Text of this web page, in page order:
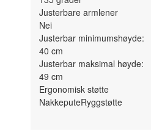
Justerbare armlener
Nei
Justerbar minimumshøyde:
40cm
Justerbar maksimal høyde:
49cm
Ergonomisk støtte
NakkeputeRyggstøtte